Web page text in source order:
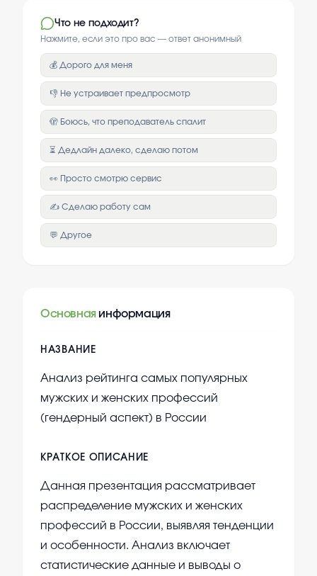
Что не подходит?
Нажмите, если это про вас — ответ анонимный
💰 Дорого для меня
👎 Не устраивает предпросмотр
🫣 Боюсь, что преподаватель спалит
⏳ Дедлайн далеко, сделаю потом
👀 Просто смотрю сервис
✍️ Сделаю работу сам
💬 Другое
Основная информация
НАЗВАНИЕ
Анализ рейтинга самых популярных
мужских и женских профессий
(гендерный аспект) в России
КРАТКОЕ ОПИСАНИЕ
Данная презентация рассматривает
распределение мужских и женских
профессий в России, выявляя тенденции
и особенности. Анализ включает
статистические данные и выводы о